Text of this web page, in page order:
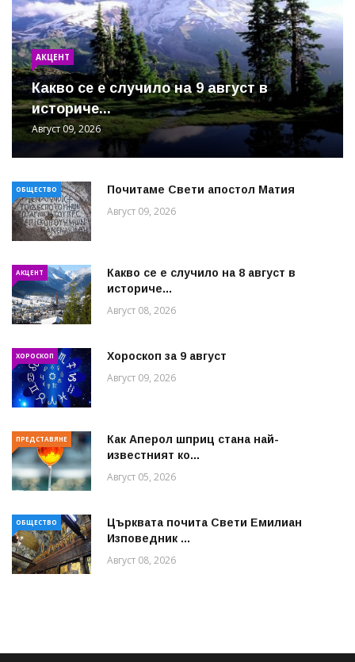
АКЦЕНТ
Какво се е случило на 9 август в
историче...
Август 09, 2026
ОБЩЕСТВО Почитаме Свети апостол Матия
Август 09, 2026
АКЦЕНТ
Какво се е случило на 8 август в
историче...
Август 08, 2026
ХОРОСКОП Хороскоп за 9 август
Август 09, 2026
ПРЕДСТАВЯНЕ
Как Аперол шприц стана най-
известният ко...
Август 05, 2026
ОБЩЕСТВО
Църквата почита Свeти Емилиан
Изповедник ...
Август 08, 2026